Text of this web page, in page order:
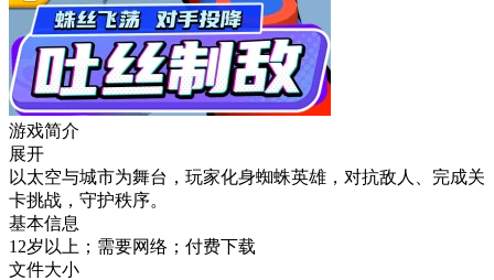
游戏简介
展开
以太空与城市为舞台，玩家化身蜘蛛英雄，对抗敌人、完成关
卡挑战，守护秩序。
基本信息
12岁以上；需要网络；付费下载
文件大小